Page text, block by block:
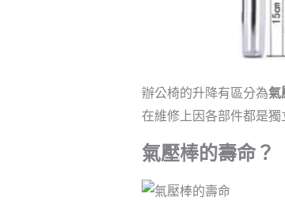
辦公椅的升降有區分為氣
在維修上因各部件都是
氣壓棒的壽命？